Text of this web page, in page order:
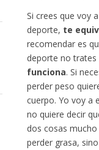
Si crees que voy
deporte, te
recomendar es
deporte no trates
funciona. Si
perder peso
cuerpo. Yo voy a
no quiere decir
dos cosas
perder grasa,